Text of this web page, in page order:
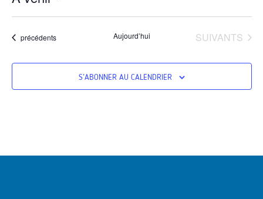
une
Évènements
précédents Aujourd’hui ÉVÈNEMENTS
SUIVANTS
S’ABONNER AU CALENDRIER